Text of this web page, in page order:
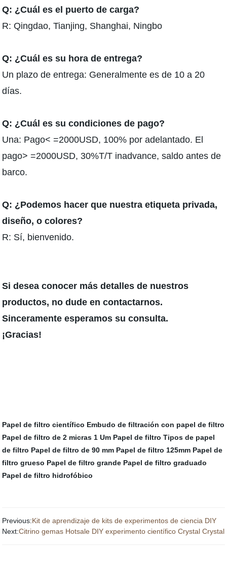
Q: ¿Cuál es el puerto de carga?
R: Qingdao, Tianjing, Shanghai, Ningbo
Q: ¿Cuál es su hora de entrega?
Un plazo de entrega: Generalmente es de 10 a 20
días.
Q: ¿Cuál es su condiciones de pago?
Una: Pago< =2000USD, 100% por adelantado. El
pago> =2000USD, 30%T/T inadvance, saldo antes de
barco.
Q: ¿Podemos hacer que nuestra etiqueta privada,
diseño, o colores?
R: Sí, bienvenido.
Si desea conocer más detalles de nuestros
productos, no dude en contactarnos.
Sinceramente esperamos su consulta.
¡Gracias!
Papel de filtro científico Embudo de filtración con papel de filtro
Papel de filtro de 2 micras 1 Um Papel de filtro Tipos de papel
de filtro Papel de filtro de 90 mm Papel de filtro 125mm Papel de
filtro grueso Papel de filtro grande Papel de filtro graduado
Papel de filtro hidrofóbico
Previous:Kit de aprendizaje de kits de experimentos de ciencia DIY
Next:Citrino gemas Hotsale DIY experimento científico Crystal Crystal